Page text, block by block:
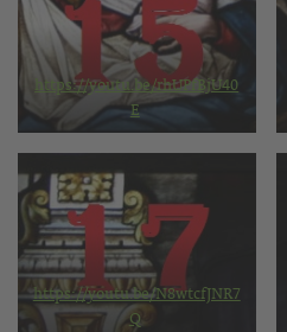
https://youtu.be/rhUPfBjU40
E
https://youtu.be/N8wtcfJNR7
Q